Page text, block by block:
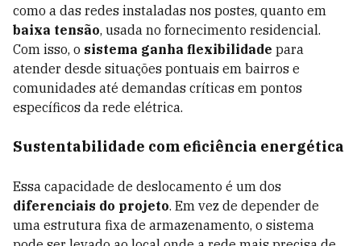
como a das redes instaladas nos postes, quanto em
baixa tensão, usada no fornecimento residencial.
Com isso, o sistema ganha flexibilidade para
atender desde situações pontuais em bairros e
comunidades até demandas críticas em pontos
específicos da rede elétrica.
Sustentabilidade com eficiência energética
Essa capacidade de deslocamento é um dos
diferenciais do projeto. Em vez de depender de
uma estrutura fixa de armazenamento, o sistema